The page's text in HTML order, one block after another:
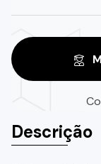
Descrição